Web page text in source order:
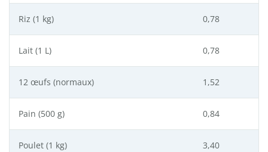
Riz (1 kg) 0,78
Lait (1 L) 0,78
12 œufs (normaux) 1,52
Pain (500 g) 0,84
Poulet (1 kg) 3,40